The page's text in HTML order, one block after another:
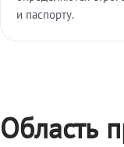
и паспорту.
Область